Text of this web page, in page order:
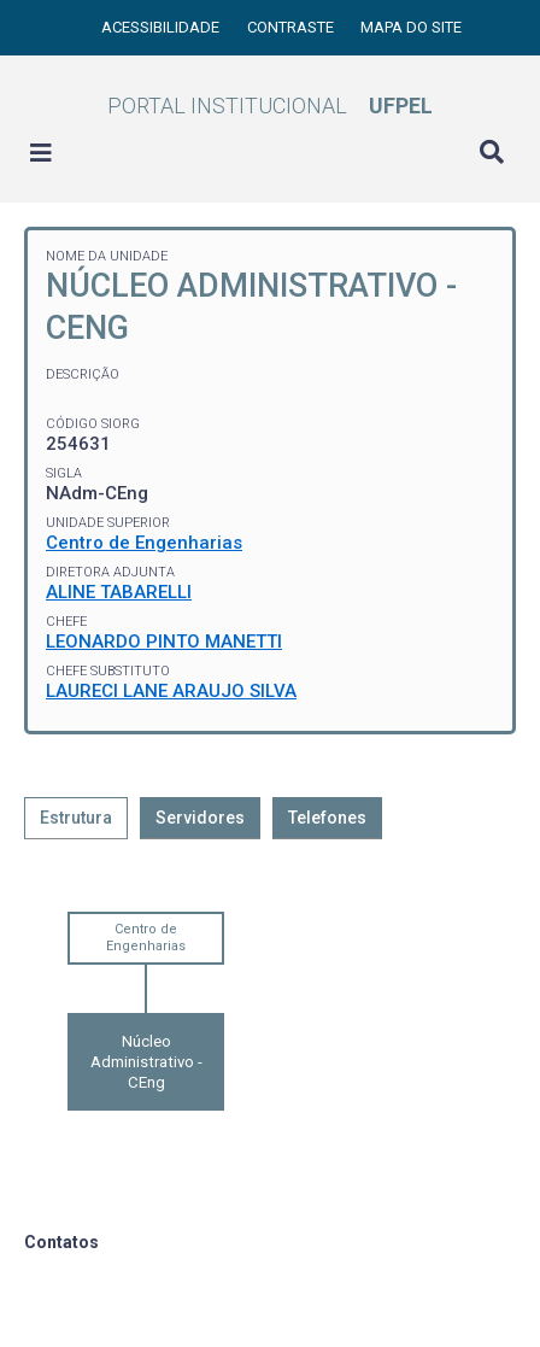
ACESSIBILIDADE CONTRASTE MAPA DO SITE
PORTAL INSTITUCIONAL UFPEL
NOME DA UNIDADE
NÚCLEO ADMINISTRATIVO -
CENG
DESCRIÇÃO
CÓDIGO SIORG
254631
SIGLA
NAdm-CEng
UNIDADE SUPERIOR
Centro de Engenharias
DIRETORA ADJUNTA
ALINE TABARELLI
CHEFE
LEONARDO PINTO MANETTI
CHEFE SUBSTITUTO
LAURECI LANE ARAUJO SILVA
Estrutura Servidores Telefones
Centro de
Engenharias
Núcleo
Administrativo -
CEng
Contatos